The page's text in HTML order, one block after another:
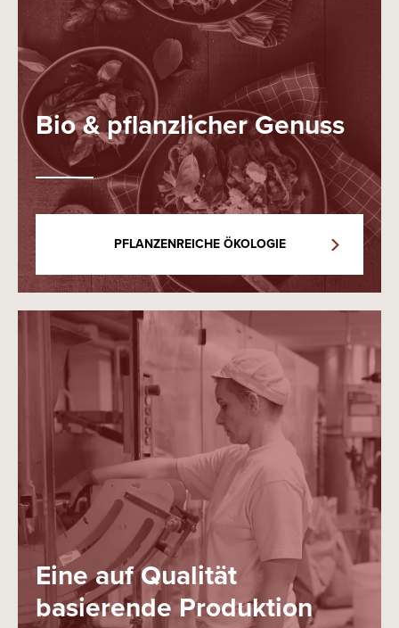
Bio & pflanzlicher Genuss
PFLANZENREICHE ÖKOLOGIE
Eine auf Qualität
basierende Produktion